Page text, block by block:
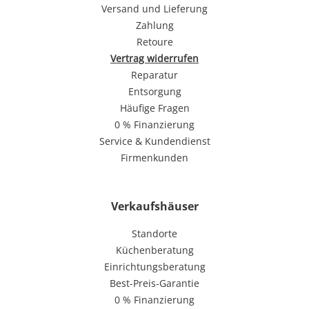
Versand und Lieferung
Zahlung
Retoure
Vertrag widerrufen
Reparatur
Entsorgung
Häufige Fragen
0 % Finanzierung
Service & Kundendienst
Firmenkunden
Verkaufshäuser
Standorte
Küchenberatung
Einrichtungsberatung
Best-Preis-Garantie
0 % Finanzierung